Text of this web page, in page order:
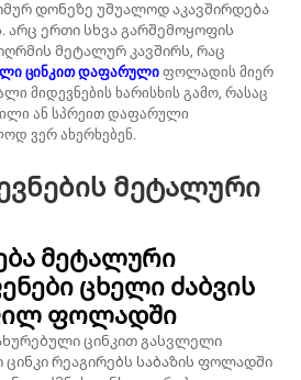
დონეზე უშუალოდ აკავშირდება
ერთი სხვა გარშემოყოფის
მეტალურ კავშირს, რაც
ცინკით დაფარულიფოლადის მიერ
მიდევნების ხარისხის გამო, რასაც
ან სპრეით დაფარული
ვერ ახერხებენ.
მეტალური
მეტალური
ცხელი ძაბვის
ფოლადში
ცინკით გასვლელი
რეაგირებს საბაზის ფოლადში